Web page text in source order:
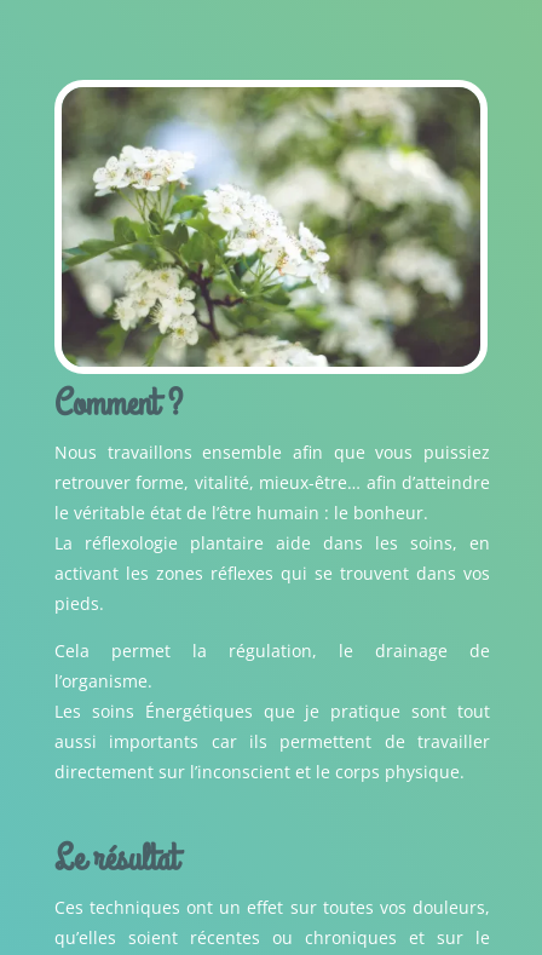
Comment ?
Nous travaillons ensemble afin que vous puissiez
retrouver forme, vitalité, mieux-être… afin d’atteindre
le véritable état de l’être humain : le bonheur.
La réflexologie plantaire aide dans les soins, en
activant les zones réflexes qui se trouvent dans vos
pieds.
Cela permet la régulation, le drainage de
l’organisme.
Les soins Énergétiques que je pratique sont tout
aussi importants car ils permettent de travailler
directement sur l’inconscient et le corps physique.
Le résultat
Ces techniques ont un effet sur toutes vos douleurs,
qu’elles soient récentes ou chroniques et sur le